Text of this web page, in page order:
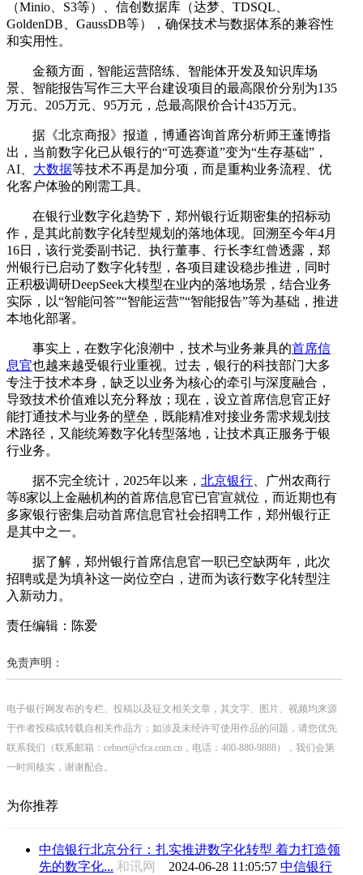
（Minio、S3等）、信创数据库（达梦、TDSQL、
GoldenDB、GaussDB等），确保技术与数据体系的兼容性
和实用性。
金额方面，智能运营陪练、智能体开发及知识库场
景、智能报告写作三大平台建设项目的最高限价分别为135
万元、205万元、95万元，总最高限价合计435万元。
据《北京商报》报道，博通咨询首席分析师王蓬博指
出，当前数字化已从银行的“可选赛道”变为“生存基础”，
AI、 大数据等技术不再是加分项，而是重构业务流程、优
化客户体验的刚需工具。
在银行业数字化趋势下，郑州银行近期密集的招标动
作，是其此前数字化转型规划的落地体现。回溯至今年4月
16日，该行党委副书记、执行董事、行长李红曾透露，郑
州银行已启动了数字化转型，各项目建设稳步推进，同时
正积极调研DeepSeek大模型在业内的落地场景，结合业务
实际，以“智能问答”“智能运营”“智能报告”等为基础，推进
本地化部署。
事实上，在数字化浪潮中，技术与业务兼具的首席信
息官也越来越受银行业重视。过去，银行的科技部门大多
专注于技术本身，缺乏以业务为核心的牵引与深度融合，
导致技术价值难以充分释放；现在，设立首席信息官正好
能打通技术与业务的壁垒，既能精准对接业务需求规划技
术路径，又能统筹数字化转型落地，让技术真正服务于银
行业务。
据不完全统计，2025年以来， 北京银行 、广州农商行
等8家以上金融机构的首席信息官已官宣就位，而近期也有
多家银行密集启动首席信息官社会招聘工作，郑州银行正
是其中之一。
据了解，郑州银行首席信息官一职已空缺两年，此次
招聘或是为填补这一岗位空白，进而为该行数字化转型注
入新动力。
责任编辑：陈爱
免责声明：
电子银行网发布的专栏、投稿以及征文相关文章，其文字、图片、视频均来源
于作者投稿或转载自相关作品方；如涉及未经许可使用作品的问题，请您优先
联系我们（联系邮箱：cebnet@cfca.com.cn，电话：400-880-9888），我们会第
一时间核实，谢谢配合。
为你推荐
中信银行北京分行：扎实推进数字化转型 着力打造领
先的数字化... 和讯网 2024-06-28 11:05:57 中信银行